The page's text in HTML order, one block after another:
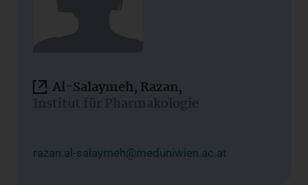
Al-Salaymeh, Razan,
Institut für Pharmakologie
razan.al-salaymeh@meduniwien.ac.at